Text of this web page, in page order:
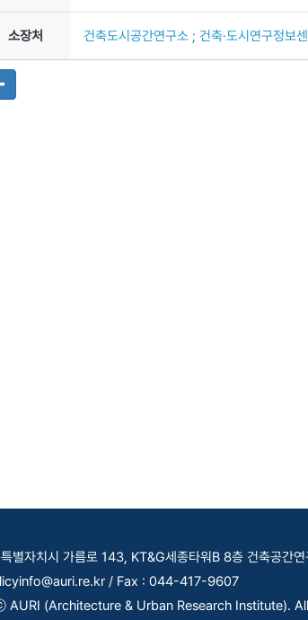
소장처 건축도시공간연구소 ; 건축·도시연구정보
별자치시 가름로 143, KT&G세종타워B 8층 건축공간연
/ Fax : 044-417-9607
(Architecture & Urban Research Institute).